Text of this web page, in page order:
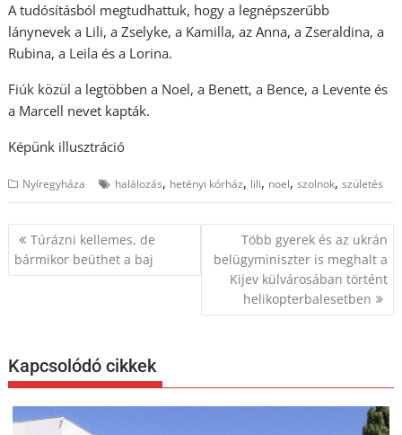
A tudósításból megtudhattuk, hogy a legnépszerűbb
lánynevek a Lili, a Zselyke, a Kamilla, az Anna, a Zseraldina, a
Rubina, a Leila és a Lorina.
Fiúk közül a legtöbben a Noel, a Benett, a Bence, a Levente és
a Marcell nevet kapták.
Képünk illusztráció
Nyíregyháza halálozás, hetényi kórház, lili, noel,szolnok,születés
Bejegyzés
navigáció
Túrázni kellemes, de
bármikor beüthet a baj
Több gyerek és az ukrán
belügyminiszter is meghalt a
Kijev külvárosában történt
helikopterbalesetben
Kapcsolódó cikkek